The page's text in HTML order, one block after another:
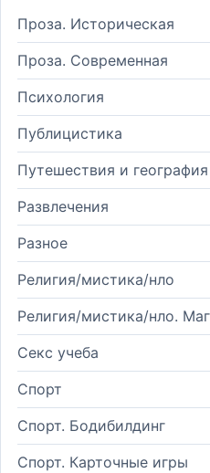
Проза. Историческая
Проза. Современная
Психология
Публицистика
Путешествия и география
Развлечения
Разное
Религия/мистика/нло
Религия/мистика/нло.
Секс учеба
Спорт
Спорт. Бодибилдинг
Спорт. Карточные игры